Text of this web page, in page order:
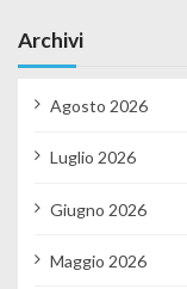
Archivi
Agosto 2026
Luglio 2026
Giugno 2026
Maggio 2026